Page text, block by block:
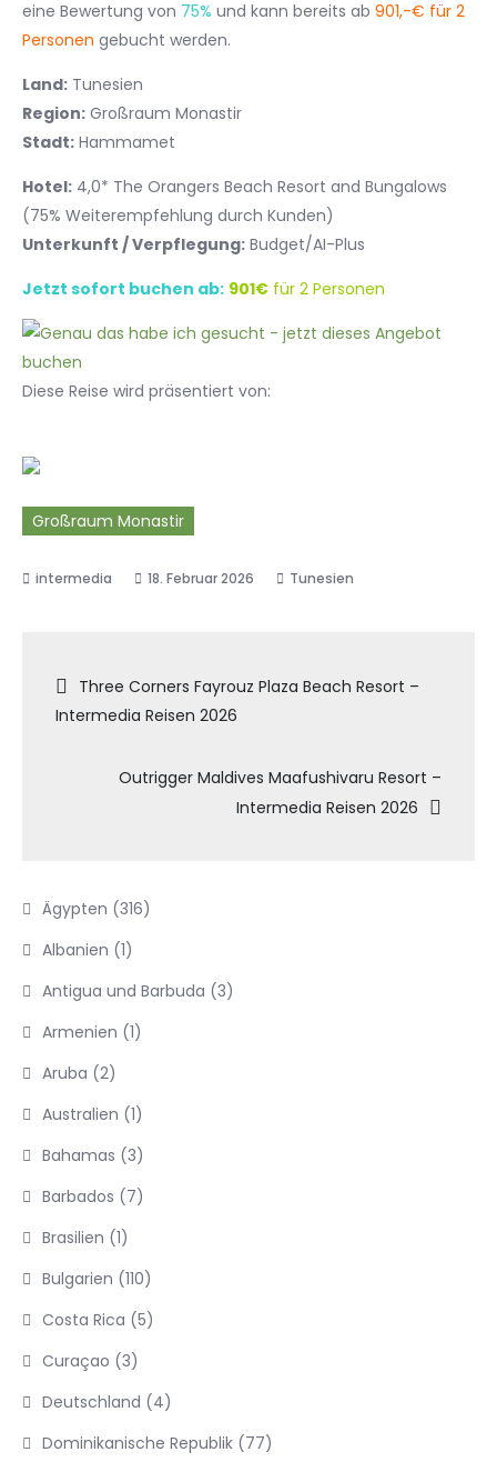
eine Bewertung von 75% und kann bereits ab 901,-€ für 2
Personen gebucht werden.
Land: Tunesien
Region: Großraum Monastir
Stadt: Hammamet
Hotel: 4,0* The Orangers Beach Resort and Bungalows
(75% Weiterempfehlung durch Kunden)
Unterkunft / Verpflegung: Budget/AI-Plus
Jetzt sofort buchen ab: 901€ für 2 Personen
Diese Reise wird präsentiert von:
Großraum Monastir
18. Februar 2026 Tunesien
Beitragsnavigation
Three Corners Fayrouz Plaza Beach Resort –
Intermedia Reisen 2026
Outrigger Maldives Maafushivaru Resort –
Intermedia Reisen 2026
Ägypten (316)
Albanien (1)
Antigua und Barbuda (3)
Armenien (1)
Aruba (2)
Australien (1)
Bahamas (3)
Barbados (7)
Brasilien (1)
Bulgarien (110)
Costa Rica (5)
Curaçao (3)
Deutschland (4)
Dominikanische Republik (77)